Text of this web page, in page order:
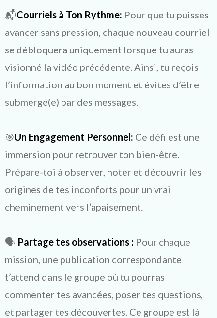
📬Courriels à Ton Rythme: Pour que tu puisses
avancer sans pression, chaque nouveau courriel
se débloquera uniquement lorsque tu auras
visionné la vidéo précédente. Ainsi, tu reçois
l’information au bon moment et évites d’être
submergé(e) par des messages.
🎯Un Engagement Personnel: Ce défi est une
immersion pour retrouver ton bien-être.
Prépare-toi à observer, noter et découvrir les
origines de tes inconforts pour un vrai
cheminement vers l’apaisement.
🗣️ Partage tes observations : Pour chaque
mission, une publication correspondante
t’attend dans le groupe où tu pourras
commenter tes avancées, poser tes questions,
et partager tes découvertes. Ce groupe est là